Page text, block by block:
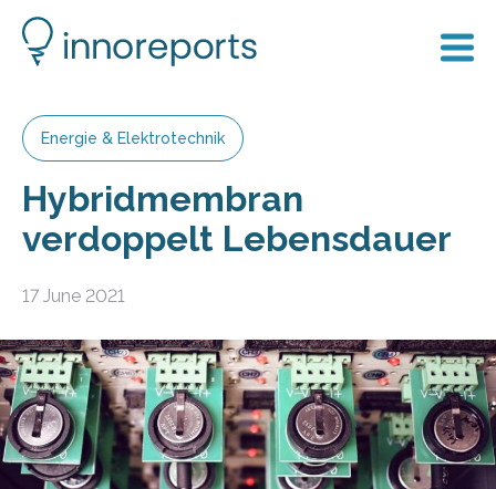
Energie & Elektrotechnik
Hybridmembran
verdoppelt Lebensdauer
17 June 2021